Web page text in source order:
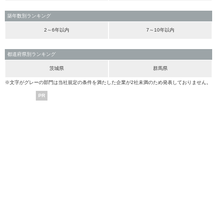
築年数別ランキング
2～6年以内 7～10年以内
都道府県別ランキング
茨城県 群馬県
※文字がグレーの部門は当社規定の条件を満たした企業が2社未満のため発表しておりません。
PR